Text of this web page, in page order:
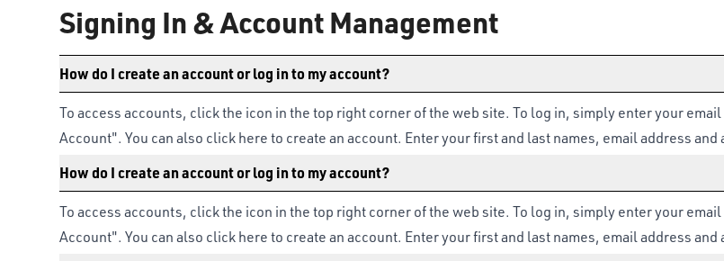
Signing In & Account Management
How do I create an account or log in to my account?
To access accounts, click the icon in the top right corner of the web site. To log in, simply enter your
Account". You can also click here to create an account. Enter your first and last names, email address
How do I create an account or log in to my account?
To access accounts, click the icon in the top right corner of the web site. To log in, simply enter your
Account". You can also click here to create an account. Enter your first and last names, email address